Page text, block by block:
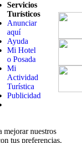
Servicios
Turísticos
Anunciar
aquí
Ayuda
Mi Hotel
o Posada
Mi
Actividad
Turística
Publicidad
mejorar nuestros
tus preferencias.